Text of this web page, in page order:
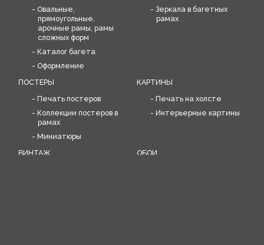
Овальные,
прямоугольные,
арочные рамы, рамы
сложных форм
Каталог багета
Оформление
Зеркала в багетных
рамах
ПОСТЕРЫ
Печать постеров
Коллекции постеров в
рамах
Миниатюры
КАРТИНЫ
Печать на холсте
Интерьерные картины
ВИНТАЖ
ОБОИ